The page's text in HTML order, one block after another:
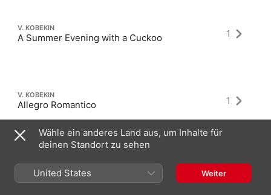
V. KOBEKIN
A Summer Evening with a Cuckoo 1
V. KOBEKIN
Allegro Romantico 1
Wähle ein anderes Land aus, um Inhalte für
deinen Standort zu sehen
United States Weiter